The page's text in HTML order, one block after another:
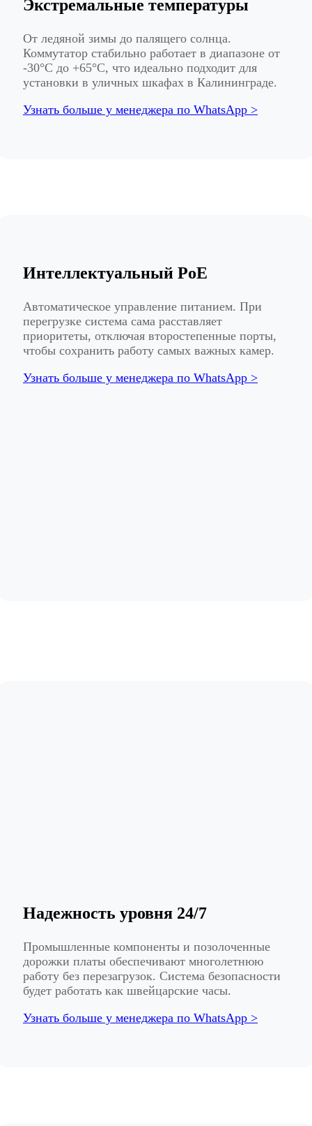
Экстремальные температуры
От ледяной зимы до палящего солнца.
Коммутатор стабильно работает в диапазоне от
-30°C до +65°C, что идеально подходит для
установки в уличных шкафах в Калининграде.
Узнать больше у менеджера по WhatsApp >
Интеллектуальный PoE
Автоматическое управление питанием. При
перегрузке система сама расставляет
приоритеты, отключая второстепенные порты,
чтобы сохранить работу самых важных камер.
Узнать больше у менеджера по WhatsApp >
Надежность уровня 24/7
Промышленные компоненты и позолоченные
дорожки платы обеспечивают многолетнюю
работу без перезагрузок. Система безопасности
будет работать как швейцарские часы.
Узнать больше у менеджера по WhatsApp >